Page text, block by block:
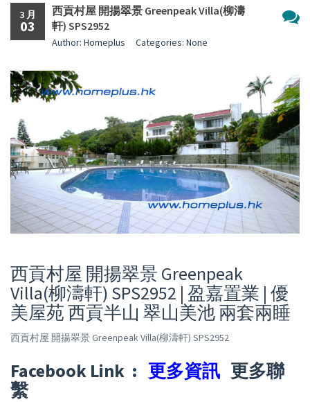
3 月
03
言
西貢村屋 開揚翠景 Greenpeak Villa(柳濤
軒) SPS2952
Author: Homeplus Categories: None
西貢村屋 開揚翠景 Greenpeak
Villa(柳濤軒) SPS2952 | 盈嘉置業 | 優
美屋苑 西貢半山 翠山美池 兩套兩睡
西貢村屋 開揚翠景 Greenpeak Villa(柳濤軒) SPS2952
Facebook Link : 更多資訊 更多聯
繫